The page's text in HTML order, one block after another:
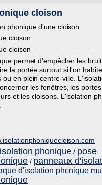
cloison
phonique d'une cloison
cloison
cloison
permet d'empêcher les
la portée surtout si l'on
ou en plein centre-ville.
les fenêtres, les
et les cloisons. L'isolation
phonique / pose
/ panneaux
d'isolation phonique